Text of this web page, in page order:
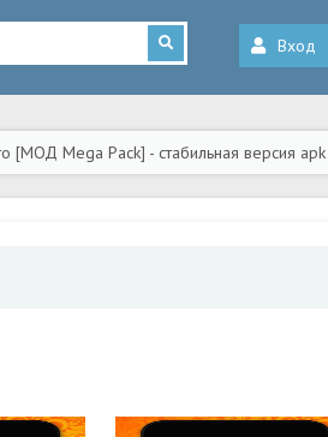
Вход
[МОД Mega Pack] - стабильная версия